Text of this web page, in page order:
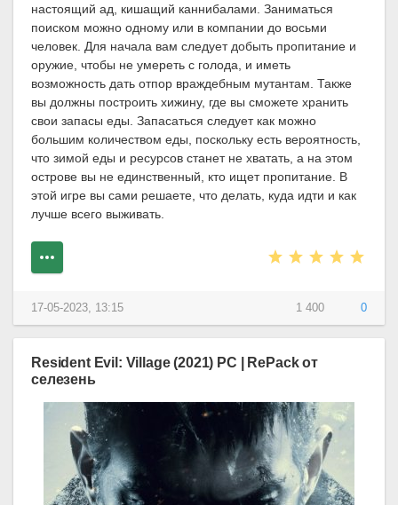
настоящий ад, кишащий каннибалами. Заниматься
поиском можно одному или в компании до восьми
человек. Для начала вам следует добыть пропитание и
оружие, чтобы не умереть с голода, и иметь
возможность дать отпор враждебным мутантам. Также
вы должны построить хижину, где вы сможете хранить
свои запасы еды. Запасаться следует как можно
большим количеством еды, поскольку есть вероятность,
что зимой еды и ресурсов станет не хватать, а на этом
острове вы не единственный, кто ищет пропитание. В
этой игре вы сами решаете, что делать, куда идти и как
лучше всего выживать.
1 400 0
17-05-2023, 13:15
Resident Evil: Village (2021) PC | RePack от
селезень